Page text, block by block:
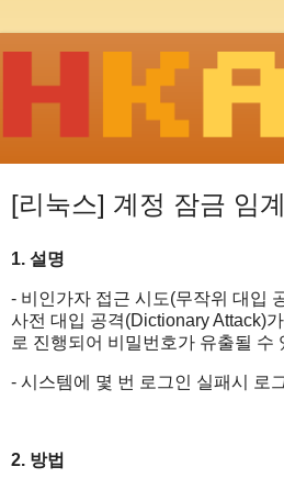
[리눅스] 계정 잠금 임
1. 설명
- 비인가자 접근 시도(무작위 대입
사전 대입 공격(Dictionary Attack)
로 진행되어 비밀번호가 유출될 수
- 시스템에 몇 번 로그인 실패시 로
2. 방법